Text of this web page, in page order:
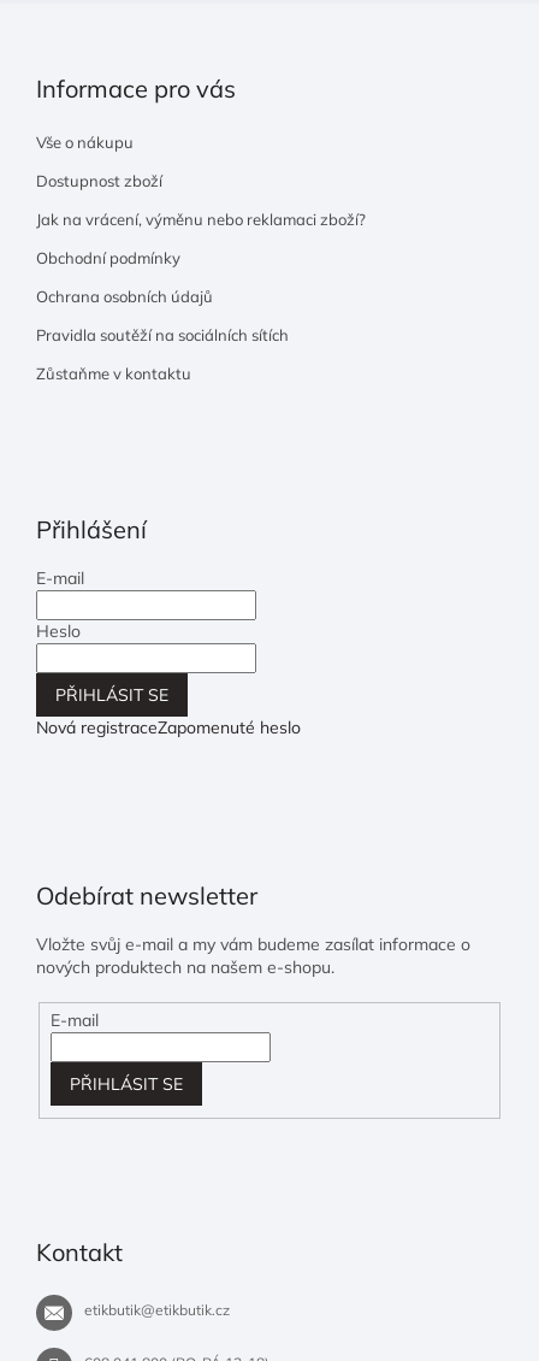
Informace pro vás
Vše o nákupu
Dostupnost zboží
Jak na vrácení, výměnu nebo reklamaci zboží?
Obchodní podmínky
Ochrana osobních údajů
Pravidla soutěží na sociálních sítích
Zůstaňme v kontaktu
Přihlášení
E-mail
Heslo
PŘIHLÁSIT SE
Nová registraceZapomenuté heslo
Odebírat newsletter
Vložte svůj e-mail a my vám budeme zasílat informace o
nových produktech na našem e-shopu.
E-mail
PŘIHLÁSIT SE
Kontakt
etikbutik@etikbutik.cz